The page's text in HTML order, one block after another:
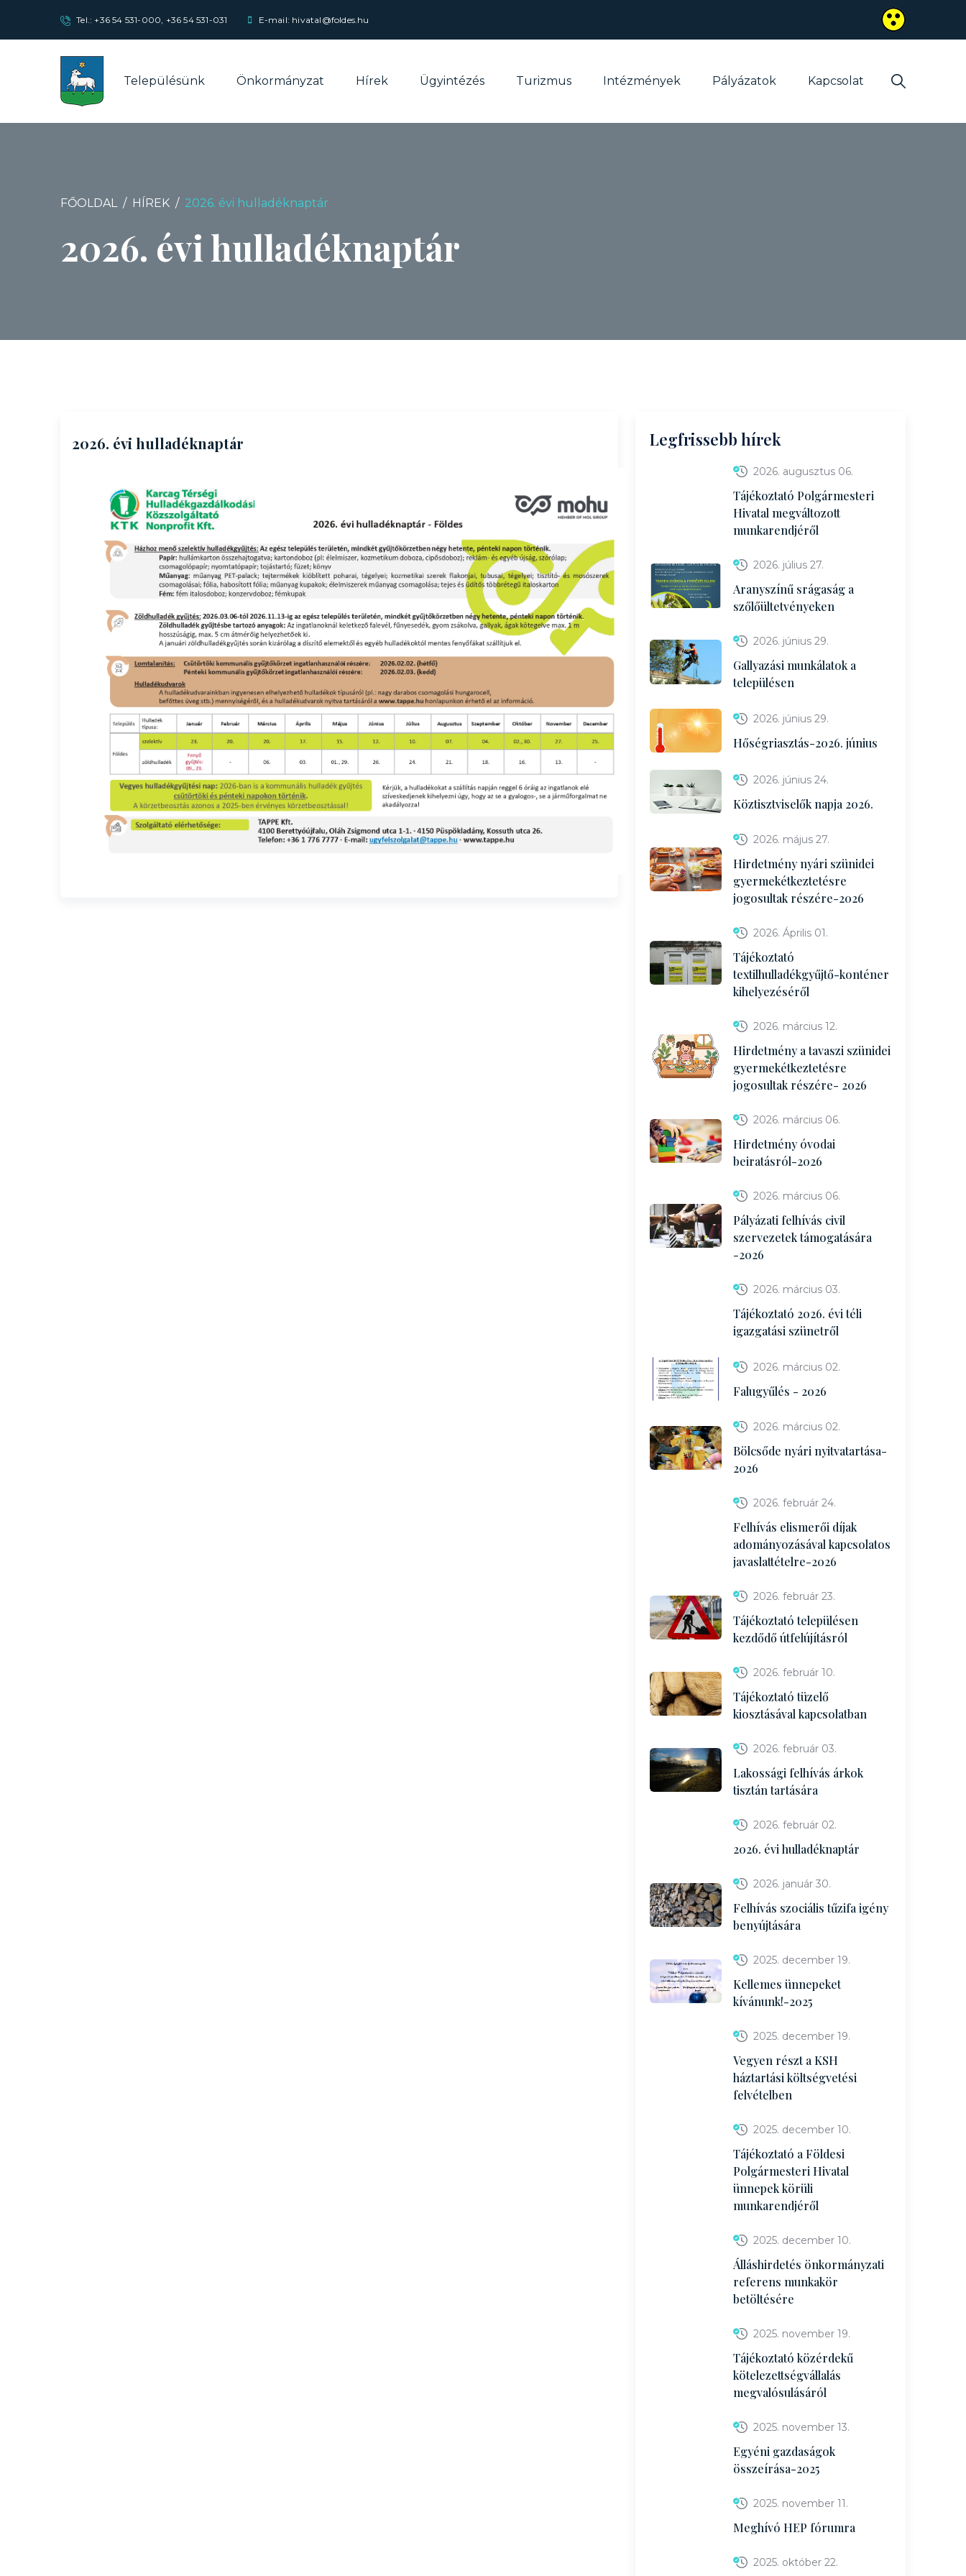
Tel.:+36 54 531-000, +36 54 531-031 E-mail: hivatal@foldes.hu
Településünk Önkormányzat Hírek Ügyintézés Turizmus Intézmények Pályázatok Kapcsolat
FŐOLDAL HÍREK 2026. évi hulladéknaptár
2026. évi hulladéknaptár
2026. évi hulladéknaptár Legfrissebb hírek
2026. augusztus 06.
Tájékoztató Polgármesteri
Hivatal megváltozott
munkarendjéről
2026. július 27.
Aranyszínű srágaság a
szőlőültetvényeken
2026. június 29.
Gallyazási munkálatok a
településen
2026. június 29.
Hőségriasztás-2026. június
2026. június 24.
Köztisztviselők napja 2026.
2026. május 27.
Hirdetmény nyári szünidei
gyermekétkeztetésre
jogosultak részére-2026
2026. Április 01.
Tájékoztató
textilhulladékgyűjtő-konténer
kihelyezéséről
2026. március 12.
Hirdetmény a tavaszi szünidei
gyermekétkeztetésre
jogosultak részére- 2026
2026. március 06.
Hirdetmény óvodai
beiratásról-2026
2026. március 06.
Pályázati felhívás civil
szervezetek támogatására
-2026
2026. március 03.
Tájékoztató 2026. évi téli
igazgatási szünetről
2026. március 02.
Falugyűlés - 2026
2026. március 02.
Bölcsőde nyári nyitvatartása-
2026
2026. február 24.
Felhívás elismerői díjak
adományozásával kapcsolatos
javaslattételre-2026
2026. február 23.
Tájékoztató településen
kezdődő útfelújításról
2026. február 10.
Tájékoztató tüzelő
kiosztásával kapcsolatban
2026. február 03.
Lakossági felhívás árkok
tisztán tartására
2026. február 02.
2026. évi hulladéknaptár
2026. január 30.
Felhívás szociális tűzifa igény
benyújtására
2025. december 19.
Kellemes ünnepeket
kívánunk!-2025
2025. december 19.
Vegyen részt a KSH
háztartási költségvetési
felvételben
2025. december 10.
Tájékoztató a Földesi
Polgármesteri Hivatal
ünnepek körüli
munkarendjéről
2025. december 10.
Álláshirdetés önkormányzati
referens munkakör
betöltésére
2025. november 19.
Tájékoztató közérdekű
kötelezettségvállalás
megvalósulásáról
2025. november 13.
Egyéni gazdaságok
összeírása-2025
2025. november 11.
Meghívó HEP fórumra
2025. október 22.